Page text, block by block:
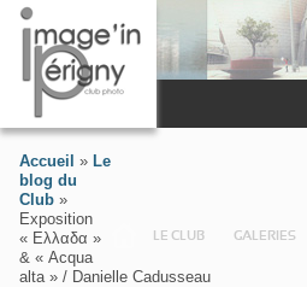
LE CLUB GALERIES
Accueil » Le
blog du
Club »
Exposition
« Ελλαδα »
& « Acqua
alta » / Danielle Cadusseau